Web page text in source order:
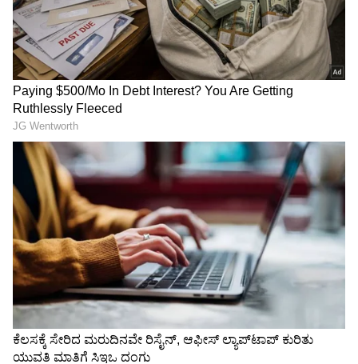
ಆರೆಸ್ಸೆಸ್‌ ಅನ್ನು ಕಾನೂನು
ಚೌಕಟ್ಟಿನೊಳಗೆ ತರ್ತೀವಿ:
ಪ್ರಿಯಾಂಕ್ ಖರ್ಗೆ | ನೂರು
ವರ್ಷಗಳ ಇತಿಹಾಸ ಅಧ್ಯಯನಕ್ಕೆ
ಮುಂದಾದ ಗೃಹಸಚಿವ!
Ahimsa Chetan: ರಾಜ್ಯ
ರಾಜಕೀಯಕ್ಕೆ ಅಹಿಂಸಾ ಚೇತನ್
ಎಂಟ್ರಿ; ಸಮ-ಸಮಾಜ
B Nagendra: ಕೋರ್ಟ್‌ ಷರತ್ತು
ಮೀರಿ ನಾಗೇಂದ್ರ ದಿಲ್ಲಿ ಭೇಟಿ: ಇಡಿ
ತನಿಖೆ, ಸಾಕ್ಷ್ಯ ಸಿಕ್ಕರೆ ಏನಾಗುತ್ತೆ?
Karnataka Latest News Live:
ಬಾದಾಮಿ, ಗೋಡಂಬಿ ಮಾತ್ರವಲ್ಲ!
ಈ ಬೀಜದಲ್ಲೂ ಅಡಗಿದೆ
ಆರೋಗ್ಯದ ರಹಸ್ಯ
LATEST VIDEOS
"ರಾಜಕೀಯ ಬೇಡ, ಸಿನಿಮಾನೇ ಪ್ರಾಣ":